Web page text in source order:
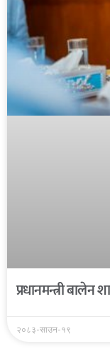
प्रधानमन्त्री
२०८३-साउन-१९